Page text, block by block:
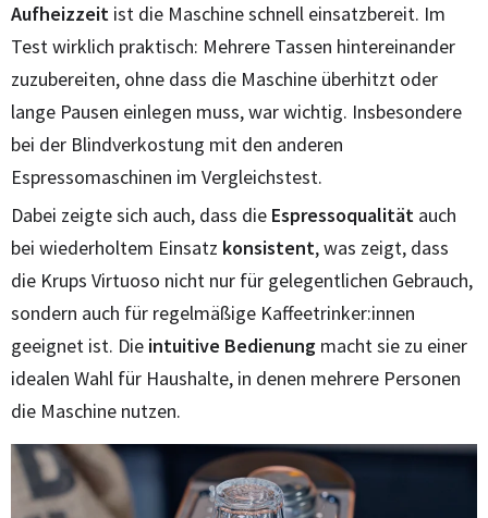
Aufheizzeit ist die Maschine schnell einsatzbereit. Im
Test wirklich praktisch: Mehrere Tassen hintereinander
zuzubereiten, ohne dass die Maschine überhitzt oder
lange Pausen einlegen muss, war wichtig. Insbesondere
bei der Blindverkostung mit den anderen
Espressomaschinen im Vergleichstest.
Dabei zeigte sich auch, dass die Espressoqualität auch
bei wiederholtem Einsatz konsistent, was zeigt, dass
die Krups Virtuoso nicht nur für gelegentlichen Gebrauch,
sondern auch für regelmäßige Kaffeetrinker:innen
geeignet ist. Die intuitive Bedienung macht sie zu einer
idealen Wahl für Haushalte, in denen mehrere Personen
die Maschine nutzen.